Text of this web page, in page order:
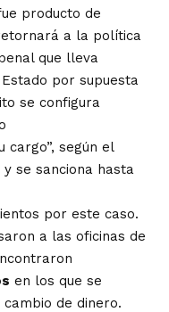
producto de
a la política
que lleva
por supuesta
se configura
cargo”, según el
y se sanciona hasta
por este caso.
a las oficinas de
en los que se
de dinero.